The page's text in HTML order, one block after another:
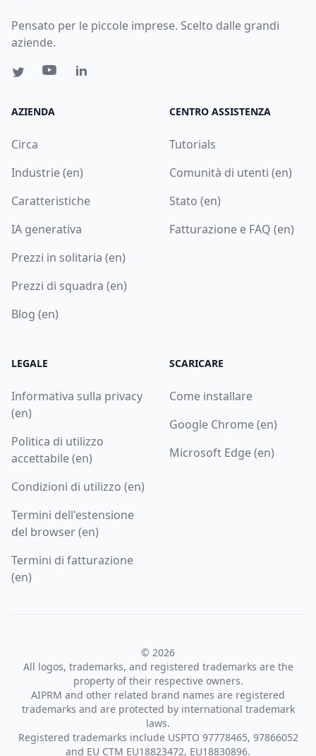
Pensato per le piccole imprese. Scelto dalle grandi
aziende.
AZIENDA
Circa
Industrie (en)
Caratteristiche
IA generativa
Prezzi in solitaria (en)
Prezzi di squadra (en)
Blog (en)
CENTRO ASSISTENZA
Tutorials
Comunità di utenti (en)
Stato (en)
Fatturazione e FAQ (en)
LEGALE
Informativa sulla privacy
(en)
Politica di utilizzo
accettabile (en)
Condizioni di utilizzo (en)
Termini dell'estensione
del browser (en)
Termini di fatturazione
(en)
SCARICARE
Come installare
Google Chrome (en)
Microsoft Edge (en)
© 2026
All logos, trademarks, and registered trademarks are the
property of their respective owners.
AIPRM and other related brand names are registered
trademarks and are protected by international trademark
laws.
Registered trademarks include USPTO 97778465, 97866052
and EU CTM EU18823472, EU18830896.